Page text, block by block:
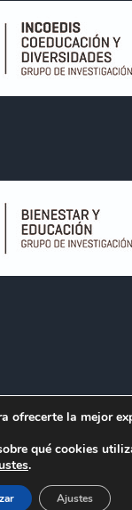
de Privacidad |
Facebook
Twitter
ofrecerte la mejor
qué cookies
.
Ajustes